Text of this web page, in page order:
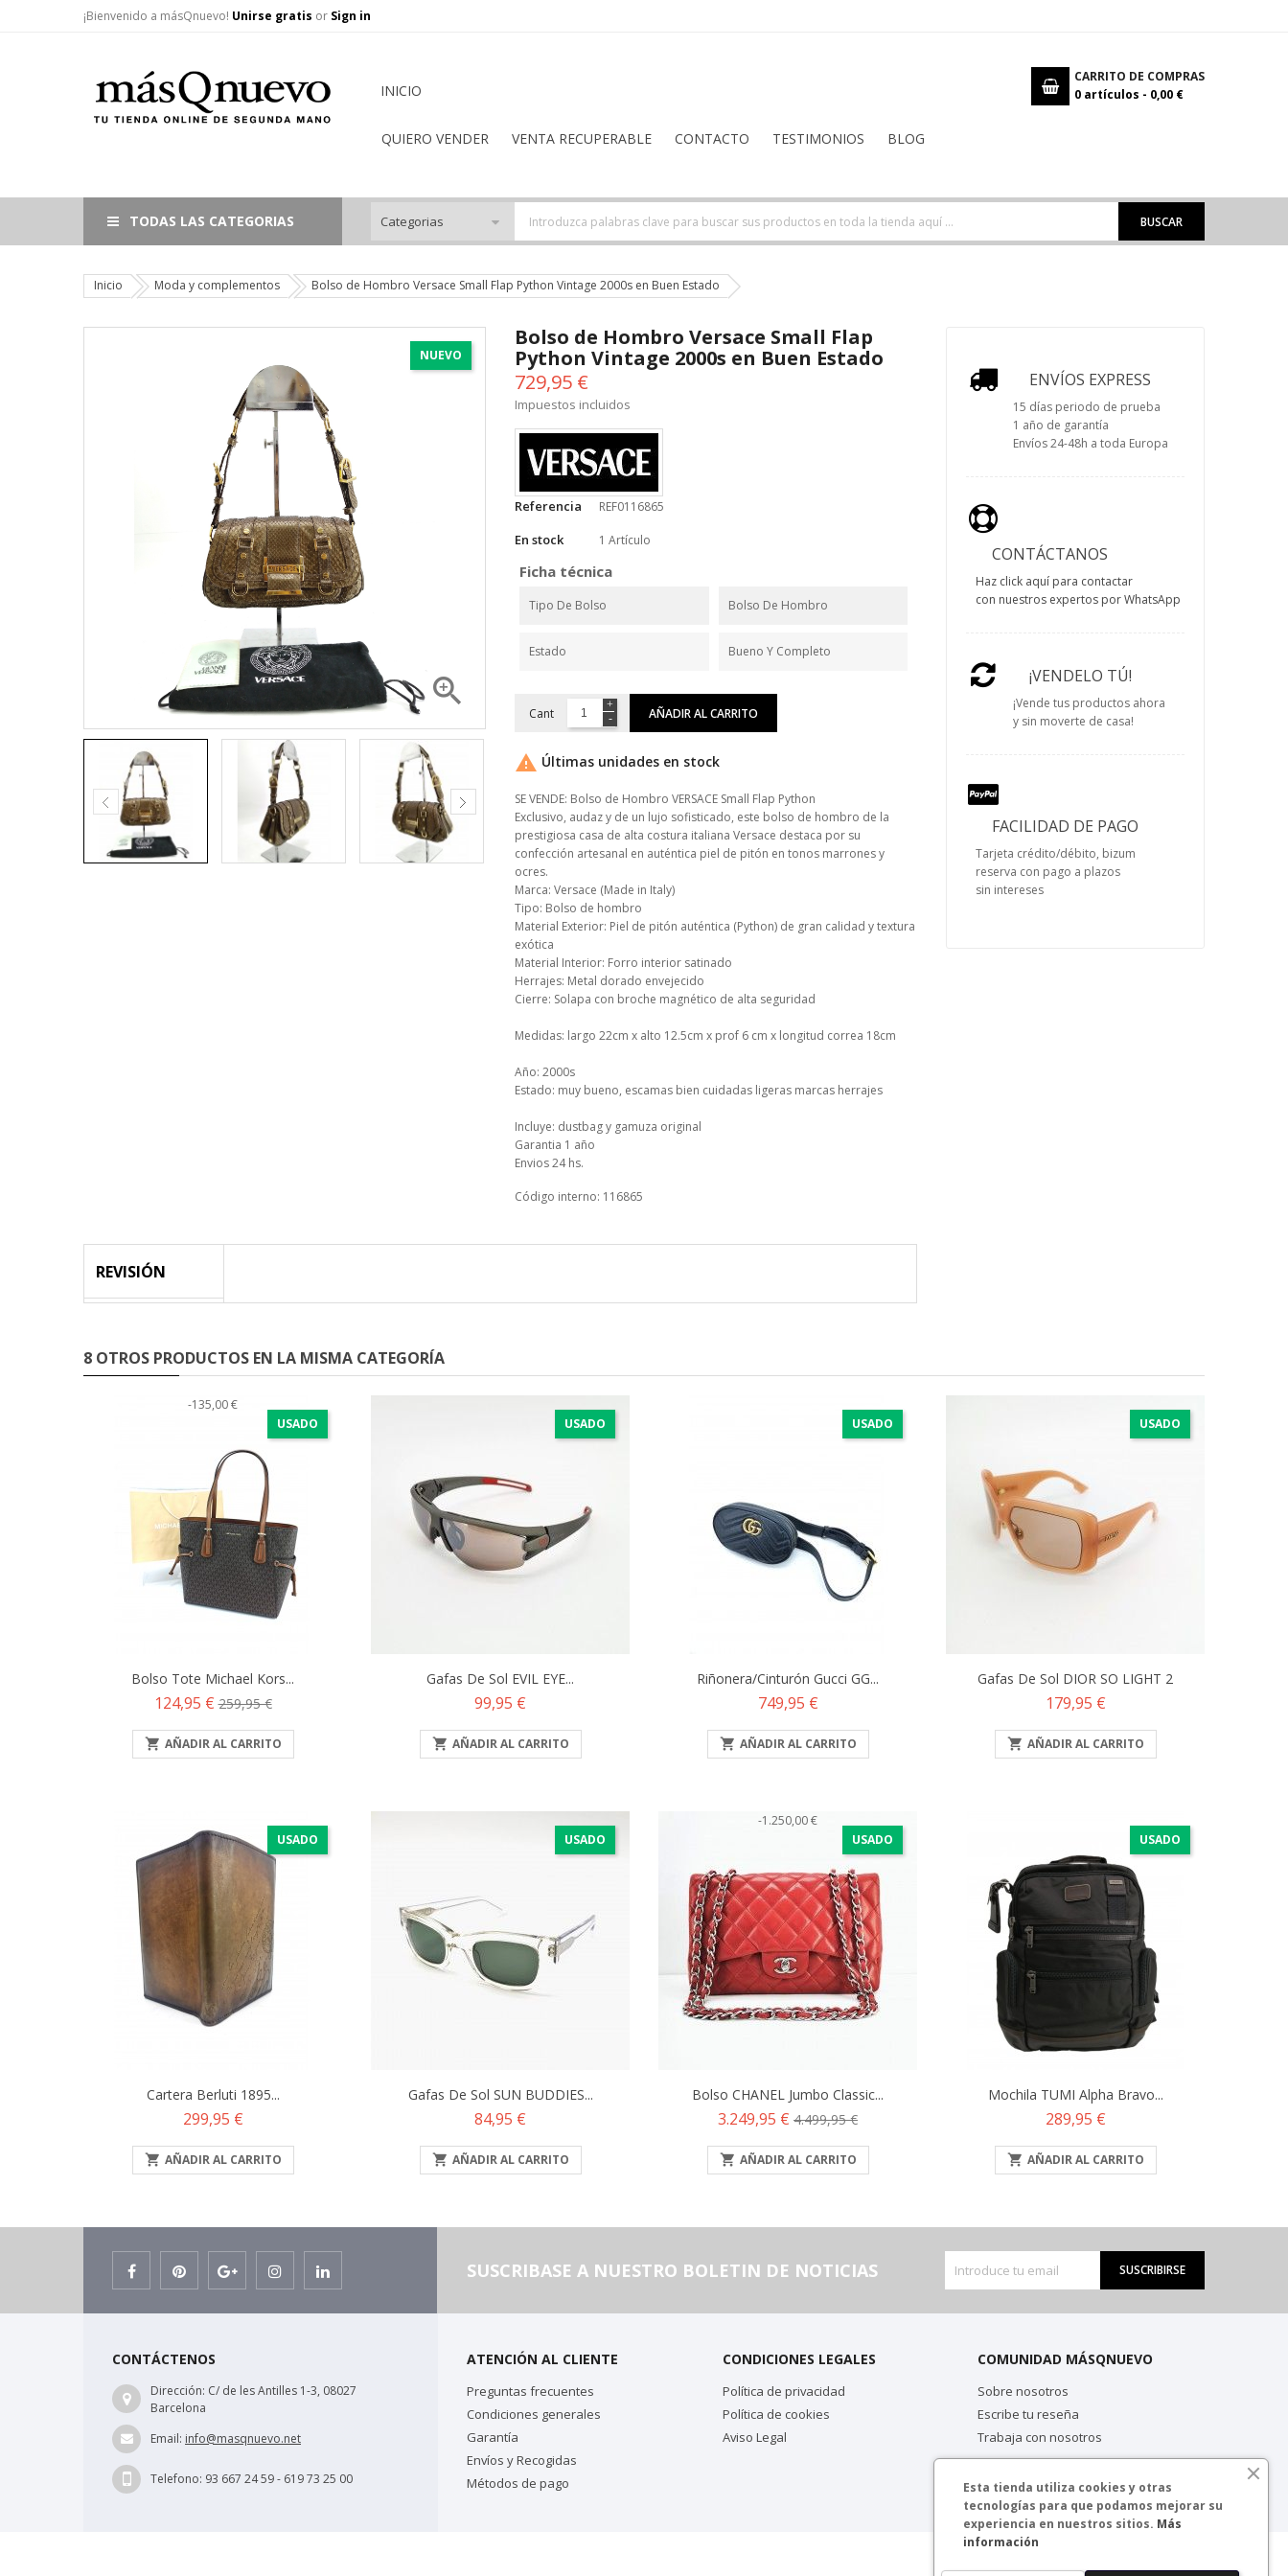
¡Bienvenido a másQnuevo! Unirse gratis or Sign in
INICIO
QUIERO VENDER VENTA RECUPERABLE CONTACTO TESTIMONIOS BLOG
CARRITO DE COMPRAS
0 artículos - 0,00 €
BUSCAR
TODAS LAS CATEGORIAS
Inicio Moda y complementos Bolso de Hombro Versace Small Flap Python Vintage 2000s en Buen Estado
NUEVO

Bolso de Hombro Versace Small Flap
Python Vintage 2000s en Buen Estado
729,95 €
Impuestos incluidos
Referencia REF0116865
En stock 1 Artículo
Ficha técnica
Tipo De Bolso Bolso De Hombro
Estado Bueno Y Completo
Cant AÑADIR AL CARRITO
 Últimas unidades en stock
SE VENDE: Bolso de Hombro VERSACE Small Flap Python
Exclusivo, audaz y de un lujo sofisticado, este bolso de hombro de la
prestigiosa casa de alta costura italiana Versace destaca por su
confección artesanal en auténtica piel de pitón en tonos marrones y
ocres.
Marca: Versace (Made in Italy)
Tipo: Bolso de hombro
Material Exterior: Piel de pitón auténtica (Python) de gran calidad y textura
exótica
Material Interior: Forro interior satinado
Herrajes: Metal dorado envejecido
Cierre: Solapa con broche magnético de alta seguridad
Medidas: largo 22cm x alto 12.5cm x prof 6 cm x longitud correa 18cm
Año: 2000s
Estado: muy bueno, escamas bien cuidadas ligeras marcas herrajes
Incluye: dustbag y gamuza original
Garantia 1 año
Envios 24 hs.
Código interno: 116865
REVISIÓN
ENVÍOS EXPRESS
15 días periodo de prueba
1 año de garantía
Envíos 24-48h a toda Europa
CONTÁCTANOS
Haz click aquí para contactar
con nuestros expertos por WhatsApp
¡VENDELO TÚ!
¡Vende tus productos ahora
y sin moverte de casa!
FACILIDAD DE PAGO
Tarjeta crédito/débito, bizum
reserva con pago a plazos
sin intereses
8 OTROS PRODUCTOS EN LA MISMA CATEGORÍA
USADO
-135,00 €
Bolso Tote Michael Kors...
Precio
124,95 €Precio
base
259,95 €
 AÑADIR AL CARRITO
USADO
Gafas De Sol EVIL EYE...
Precio
99,95 €
 AÑADIR AL CARRITO
USADO
Riñonera/Cinturón Gucci GG...
Precio
749,95 €
 AÑADIR AL CARRITO
USADO
Gafas De Sol DIOR SO LIGHT 2
Precio
179,95 €
 AÑADIR AL CARRITO
USADO
Cartera Berluti 1895...
Precio
299,95 €
 AÑADIR AL CARRITO
USADO
Gafas De Sol SUN BUDDIES...
Precio
84,95 €
 AÑADIR AL CARRITO
USADO
-1.250,00 €
Bolso CHANEL Jumbo Classic...
Precio
3.249,95 € Precio
base
4.499,95 €
 AÑADIR AL CARRITO
USADO
Mochila TUMI Alpha Bravo...
Precio
289,95 €
 AÑADIR AL CARRITO
SUSCRIBASE A NUESTRO BOLETIN DE NOTICIAS SUSCRIBIRSE
CONTÁCTENOS
Dirección: C/ de les Antilles 1-3, 08027
Barcelona
Email: info@masqnuevo.net
Telefono: 93 667 24 59 - 619 73 25 00
ATENCIÓN AL CLIENTE
Preguntas frecuentes
Condiciones generales
Garantía
Envíos y Recogidas
Métodos de pago
CONDICIONES LEGALES
Política de privacidad
Política de cookies
Aviso Legal
COMUNIDAD MÁSQNUEVO
Sobre nosotros
Escribe tu reseña
Trabaja con nosotros
Esta tienda utiliza cookies y otras
tecnologías para que podamos mejorar su
experiencia en nuestros sitios. Más
información